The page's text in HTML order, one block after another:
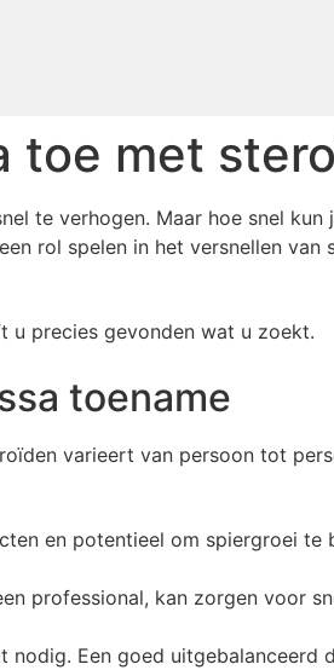
toe met
te verhogen. Maar hoe snel
rol spelen in het versnellen van
u precies gevonden wat u zoekt.
toename
varieert van persoon tot
en potentieel om spiergroei te
professional, kan zorgen voor
nodig. Een goed